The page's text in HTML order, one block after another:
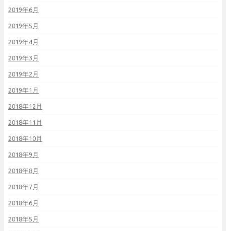
2019年6月
2019年5月
2019年4月
2019年3月
2019年2月
2019年1月
2018年12月
2018年11月
2018年10月
2018年9月
2018年8月
2018年7月
2018年6月
2018年5月